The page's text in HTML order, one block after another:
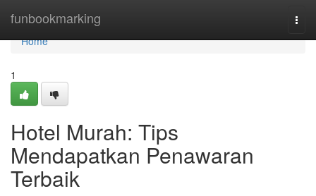
funbookmarking
Home
Home
1
Hotel Murah: Tips
Mendapatkan Penawaran
Terbaik